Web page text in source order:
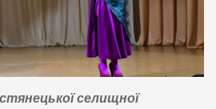
селищної